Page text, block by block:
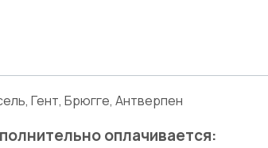
Гент, Брюгге, Антверпен
оплачивается: